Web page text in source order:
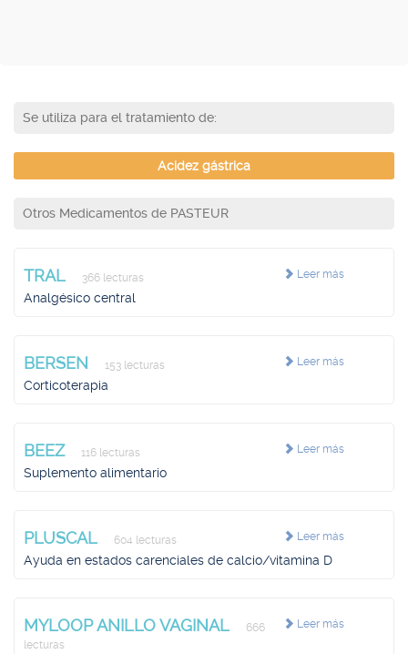
Se utiliza para el tratamiento de:
Acidez gástrica
Otros Medicamentos de PASTEUR
Leer más
TRAL 366 lecturas
Analgésico central
Leer más
BERSEN 153 lecturas
Corticoterapia
Leer más
BEEZ 116 lecturas
Suplemento alimentario
Leer más
PLUSCAL 604 lecturas
Ayuda en estados carenciales de calcio/vitamina D
Leer más
MYLOOP ANILLO VAGINAL
666
lecturas